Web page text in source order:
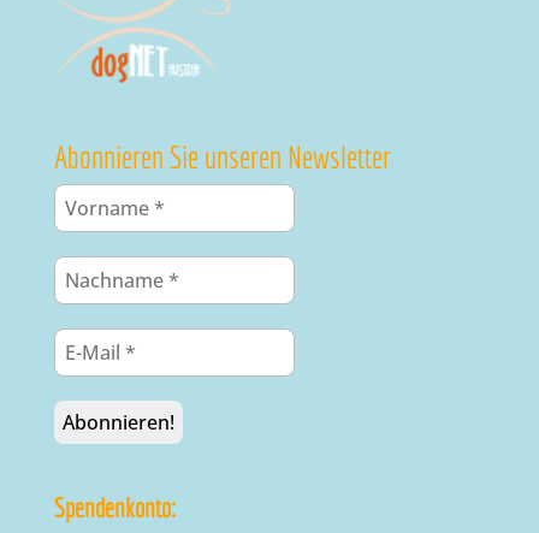
Abonnieren Sie unseren Newsletter
Spendenkonto: